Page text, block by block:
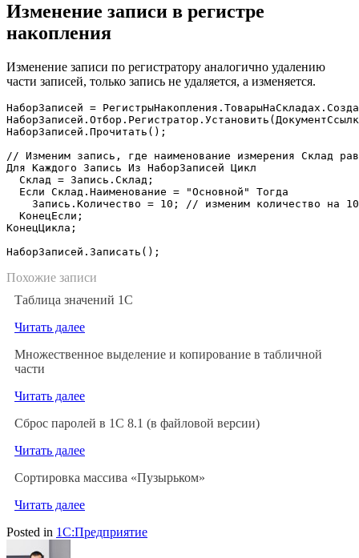
Изменение записи в регистре
накопления
Изменение записи по регистратору аналогично удалению
части записей, только запись не удаляется, а изменяется.
НаборЗаписей = РегистрыНакопления . ТоварыНаСкладах .
НаборЗаписей . Отбор . Регистратор . Установить (
НаборЗаписей . Прочитать ( ) ;
// Изменим запись, где наименование измерения Склад
Для Каждого Запись Из НаборЗаписей Цикл
  Склад
= Запись . Склад ;
Если Склад . Наименование = "Основной"
Тогда
    Запись
. Количество = 10 ;
// изменим количество на 10
КонецЕсли ;
КонецЦикла ;
НаборЗаписей . Записать ( ) ;
Похожие записи
Таблица значений 1С
Читать далее
Множественное выделение и копирование в табличной
части
Читать далее
Сброс паролей в 1С 8.1 (в файловой версии)
Читать далее
Сортировка массива «Пузырьком»
Читать далее
Posted in 1С:Предприятие